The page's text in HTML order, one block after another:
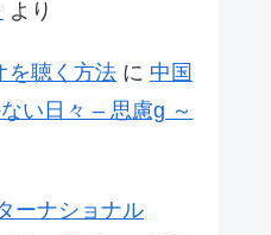
より
を聴く方法 に 中国
い日々 – 思慮g ～
ーナショナル